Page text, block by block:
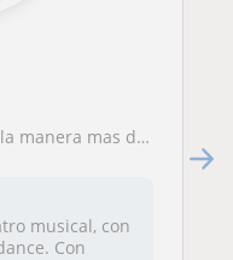
mas divertida
musical, con
Con